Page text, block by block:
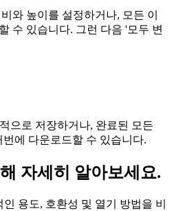
와 높이를 설정하거나, 모든 이
수 있습니다. 그런 다음 '모두 변
으로 저장하거나, 완료된 모든
에 다운로드할 수 있습니다.
자세히 알아보세요.
용도, 호환성 및 열기 방법을 비